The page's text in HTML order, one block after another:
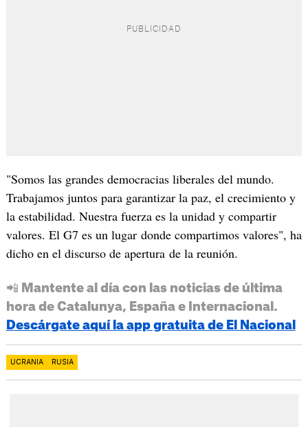
"Somos las grandes democracias liberales del mundo.
Trabajamos juntos para garantizar la paz, el crecimiento y
la estabilidad. Nuestra fuerza es la unidad y compartir
valores. El G7 es un lugar donde compartimos valores", ha
dicho en el discurso de apertura de la reunión.
📲 Mantente al día con las noticias de última
hora de Catalunya, España e Internacional.
Descárgate aquí la app gratuita de El Nacional
UCRANIA RUSIA